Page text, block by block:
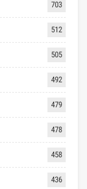
703
512
505
492
479
478
458
436